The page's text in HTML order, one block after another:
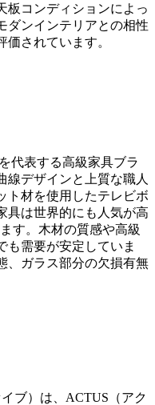
板コンディションによっ
ダンインテリアとの相性
されています。
代表する高級家具ブラ
線デザインと上質な職人
ト材を使用したテレビボ
具は世界的にも人気が高
す。木材の質感や高級
も需要が安定していま
、ガラス部分の欠損有無
ブ）は、ACTUS（アク